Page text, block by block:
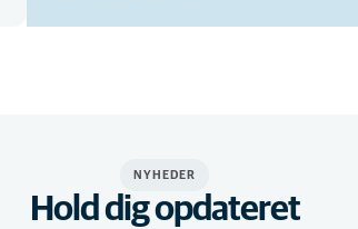
NYHEDER
Hold dig opdateret